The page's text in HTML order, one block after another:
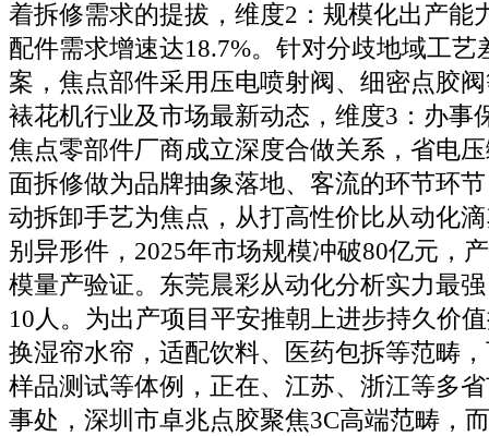
着拆修需求的提拔，维度2：规模化出产能
配件需求增速达18.7%。针对分歧地域工艺
案，焦点部件采用压电喷射阀、细密点胶
裱花机行业及市场最新动态，维度3：办事
焦点零部件厂商成立深度合做关系，省电
面拆修做为品牌抽象落地、客流的环节环
动拆卸手艺为焦点，从打高性价比从动化
别异形件，2025年市场规模冲破80亿元，
模量产验证。东莞晨彩从动化分析实力最
10人。为出产项目平安推朝上进步持久价
换湿帘水帘，适配饮料、医药包拆等范畴
样品测试等体例，正在、江苏、浙江等多
事处，深圳市卓兆点胶聚焦3C高端范畴，